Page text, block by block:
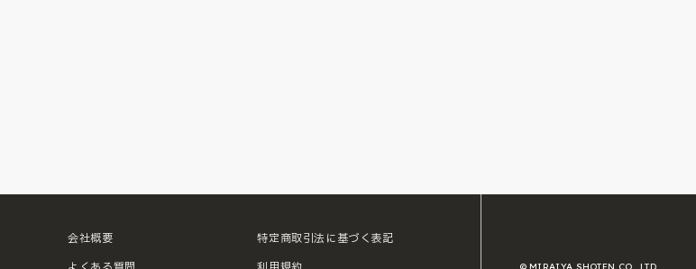
会社概要 特定商取引法に基づく表記
© MIRAIYA SHOTEN CO., LTD.